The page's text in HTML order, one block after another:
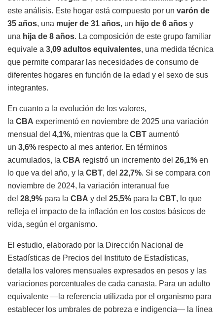
este análisis. Este hogar está compuesto por un varón de
35 años, una mujer de 31 años, un hijo de 6 años y
una hija de 8 años. La composición de este grupo familiar
equivale a 3,09 adultos equivalentes, una medida técnica
que permite comparar las necesidades de consumo de
diferentes hogares en función de la edad y el sexo de sus
integrantes.
En cuanto a la evolución de los valores,
la CBA experimentó en noviembre de 2025 una variación
mensual del 4,1%, mientras que la CBT aumentó
un 3,6% respecto al mes anterior. En términos
acumulados, la CBA registró un incremento del 26,1% en
lo que va del año, y la CBT, del 22,7%. Si se compara con
noviembre de 2024, la variación interanual fue
del 28,9% para la CBA y del 25,5% para la CBT, lo que
refleja el impacto de la inflación en los costos básicos de
vida, según el organismo.
El estudio, elaborado por la Dirección Nacional de
Estadísticas de Precios del Instituto de Estadísticas,
detalla los valores mensuales expresados en pesos y las
variaciones porcentuales de cada canasta. Para un adulto
equivalente —la referencia utilizada por el organismo para
establecer los umbrales de pobreza e indigencia— la línea